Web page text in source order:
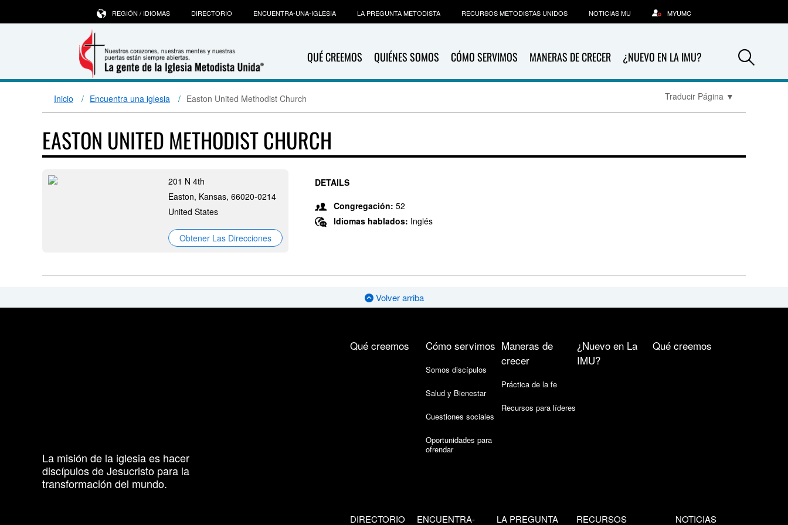
QUÉ CREEMOS QUIÉNES SOMOS CÓMO SERVIMOS MANERAS DE CRECER ¿NUEVO EN LA IMU?
REGIÓN / IDIOMAS DIRECTORIO ENCUENTRA-UNA-IGLESIA LA PREGUNTA METODISTA RECURSOS METODISTAS UNIDOS NOTICIAS MU MYUMC
Inicio Encuentra una iglesia Easton United Methodist Church Traducir Página ▼
EASTON UNITED METHODIST CHURCH
201 N 4th
Easton, Kansas, 66020-0214
United States
Obtener Las Direcciones
DETAILS
Congregación: 52
Idiomas hablados: Inglés
Volver arriba
La misión de la iglesia es hacer
discípulos de Jesucristo para la
transformación del mundo.
Qué creemos Cómo servimos
Somos discípulos
Salud y Bienestar
Cuestiones sociales
Oportunidades para
ofrendar
Maneras de
crecer
Práctica de la fe
Recursos para líderes
¿Nuevo en La
IMU?
Qué creemos
DIRECTORIO
ENCUENTRA-
LA PREGUNTA
RECURSOS
NOTICIAS